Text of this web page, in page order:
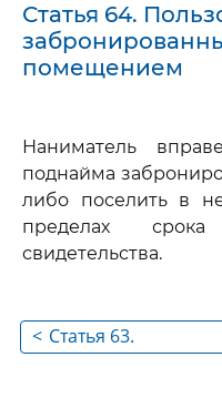
Статья 64.
помещением
Наниматель
поднайма
либо поселить в
пределах
свидетельства.
< Статья 63.